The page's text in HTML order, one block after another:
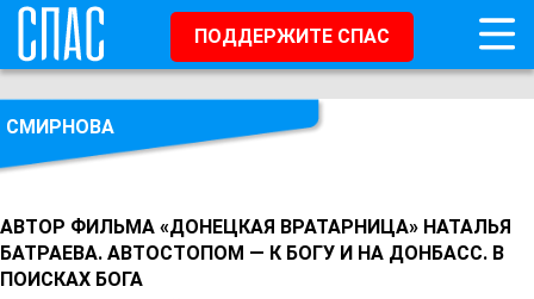
ПОДДЕРЖИТЕ СПАС
СМИРНОВА
АВТОР ФИЛЬМА «ДОНЕЦКАЯ ВРАТАРНИЦА» НАТАЛЬЯ
БАТРАЕВА. АВТОСТОПОМ — К БОГУ И НА ДОНБАСС. В
ПОИСКАХ БОГА